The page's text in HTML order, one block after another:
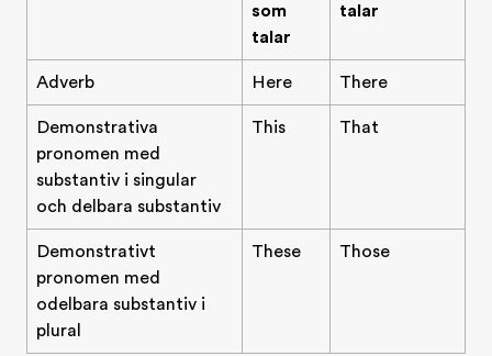
som
talar
talar
Adverb Here There
Demonstrativa
pronomen med
substantiv i singular
och delbara substantiv
This That
Demonstrativt
pronomen med
odelbara substantiv i
plural
These Those